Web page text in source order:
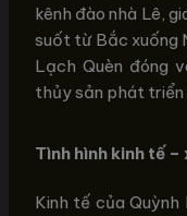
kênh đào nhà Lê,
suốt từ Bắc xuống
Lạch Quèn đóng
thủy sản phát triển
Tình hình kinh tế –
Kinh tế của Quỳnh